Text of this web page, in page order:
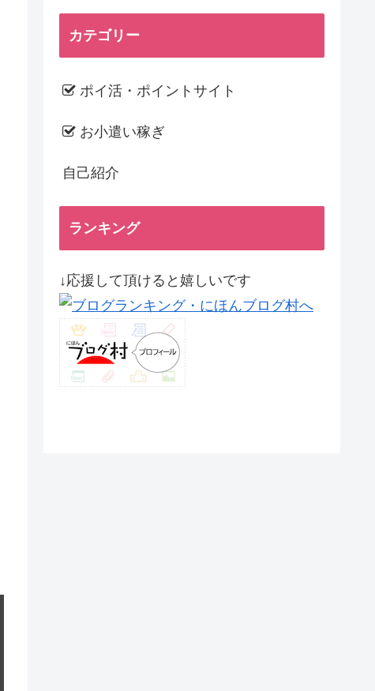
カテゴリー
ポイ活・ポイントサイト
お小遣い稼ぎ
自己紹介
ランキング
↓応援して頂けると嬉しいです